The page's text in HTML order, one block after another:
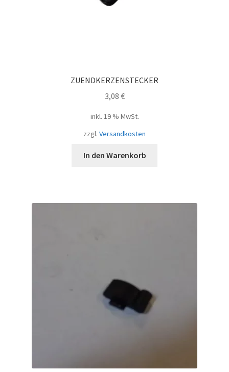
ZUENDKERZENSTECKER
3,08 €
inkl. 19 % MwSt.
zzgl. Versandkosten
In den Warenkorb